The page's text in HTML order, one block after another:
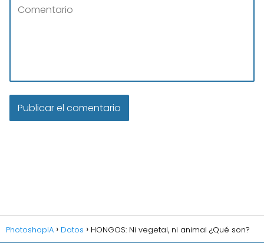
PhotoshopIA Datos HONGOS: Ni vegetal, ni animal ¿Qué son?